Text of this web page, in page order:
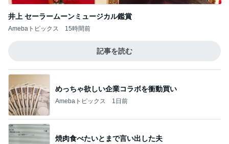
井上 セーラームーンミュージカル鑑賞
Amebaトピックス 15時間前
記事を読む
めっちゃ欲しい企業コラボを衝動買い
Amebaトピックス 1日前
焼肉食べたいとまで言い出した夫